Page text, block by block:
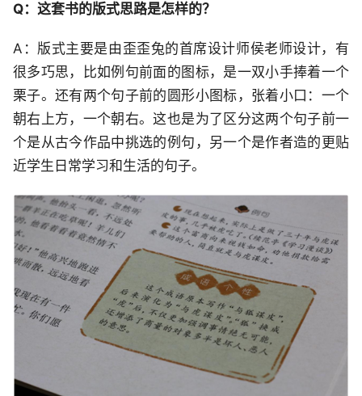
Q：这套书的版式思路是怎样的？
A：版式主要是由歪歪兔的首席设计师侯老师设计，有
很多巧思，比如例句前面的图标，是一双小手捧着一个
栗子。还有两个句子前的圆形小图标，张着小口：一个
朝右上方，一个朝右。这也是为了区分这两个句子前一
个是从古今作品中挑选的例句，另一个是作者造的更贴
近学生日常学习和生活的句子。